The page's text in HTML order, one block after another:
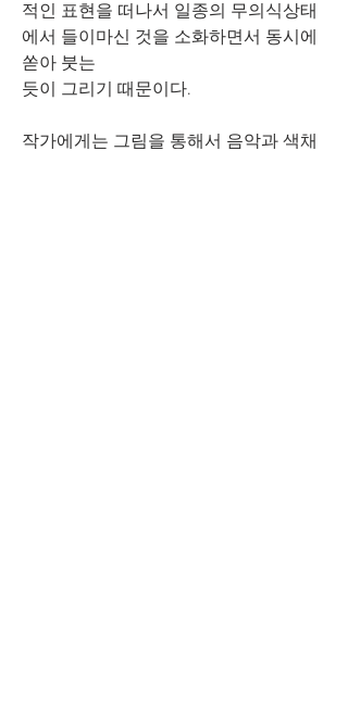
적인 표현을 떠나서 일종의 무의식상태
에서 들이마신 것을 소화하면서 동시에
쏟아 붓는
듯이 그리기 때문이다.
작가에게는 그림을 통해서 음악과 색채